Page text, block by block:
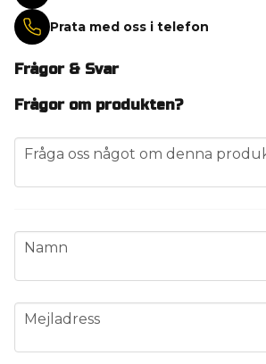
Prata med oss i telefon
Frågor & Svar
Frågor om produkten?
question
Fråga oss något om denna
name
Namn
email
Mejladress